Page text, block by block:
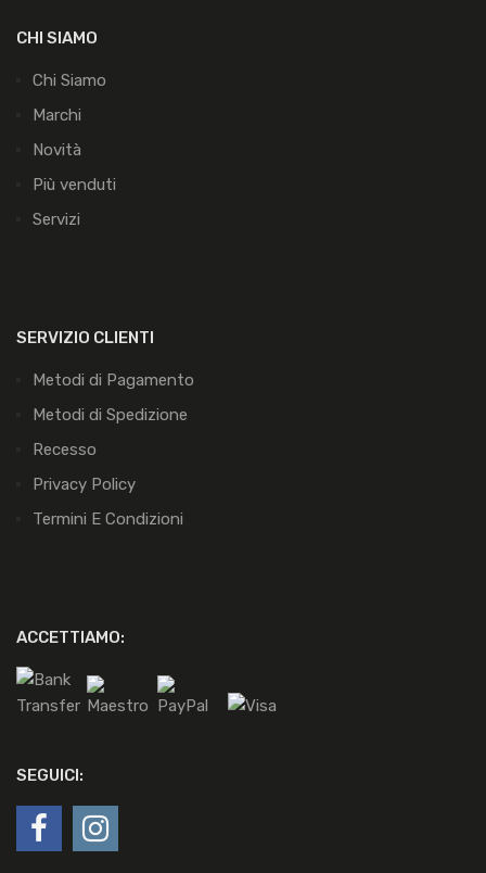
CHI SIAMO
Chi Siamo
Marchi
Novità
Più venduti
Servizi
SERVIZIO CLIENTI
Metodi di Pagamento
Metodi di Spedizione
Recesso
Privacy Policy
Termini E Condizioni
ACCETTIAMO:
SEGUICI: